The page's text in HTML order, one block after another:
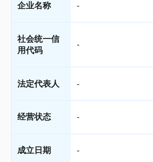
企业名称 -
社会统一信
用代码
-
法定代表人 -
经营状态 -
成立日期 -